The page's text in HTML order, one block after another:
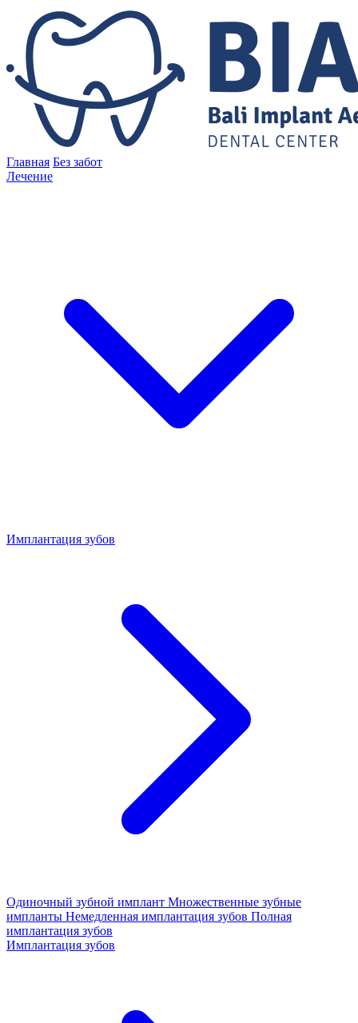
Главная Без забот
Лечение
Имплантация зубов
Одиночный зубной имплант Множественные зубные
импланты Немедленная имплантация зубов Полная
имплантация зубов
Имплантация зубов